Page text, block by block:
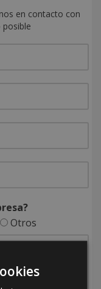
en contacto con
Otros